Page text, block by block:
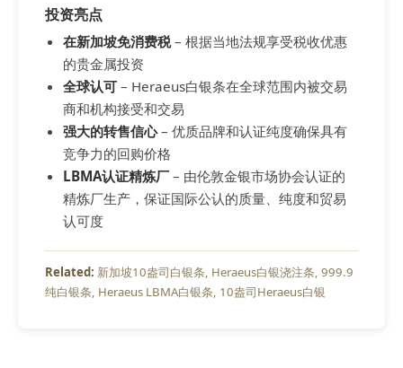
投资亮点
在新加坡免消费税– 根据当地法规享受税收优惠
的贵金属投资
全球认可 – Heraeus白银条在全球范围内被交易
商和机构接受和交易
强大的转售信心– 优质品牌和认证纯度确保具有
竞争力的回购价格
LBMA认证精炼厂 – 由伦敦金银市场协会认证的
精炼厂生产，保证国际公认的质量、纯度和贸易
认可度
新加坡10盎司白银条 Heraeus白银浇注条 999.9
纯白银条 Heraeus LBMA白银条 10盎司Heraeus白银